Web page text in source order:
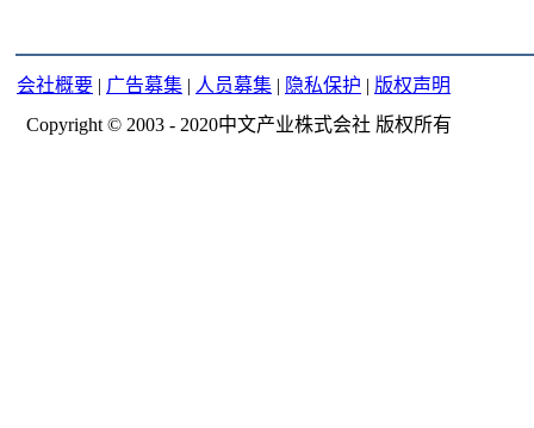
会社概要 | 广告募集 | 人员募集 | 隐私保护 | 版权声明
Copyright © 2003 - 2020中文产业株式会社 版权所有